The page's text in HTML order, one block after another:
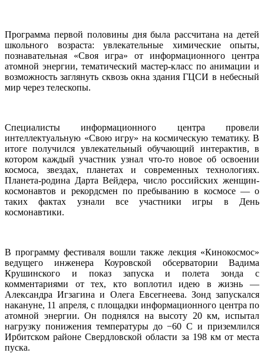
Программа первой половины дня была рассчитана на детей
школьного возраста: увлекательные химические опыты,
познавательная «Своя игра» от информационного центра
атомной энергии, тематический мастер-класс по анимации и
возможность заглянуть сквозь окна здания ГЦСИ в небесный
мир через телескопы.
Специалисты информационного центра провели
интеллектуальную «Свою игру» на космическую тематику. В
итоге получился увлекательный обучающий интерактив, в
котором каждый участник узнал что-то новое об освоении
космоса, звездах, планетах и современных технологиях.
Планета-родина Дарта Вейдера, число российских женщин-
космонавтов и рекордсмен по пребыванию в космосе — о
таких фактах узнали все участники игры в День
космонавтики.
В программу фестиваля вошли также лекция «Кинокосмос»
ведущего инженера Коуровской обсерватории Вадима
Крушинского и показ запуска и полета зонда с
комментариями от тех, кто воплотил идею в жизнь —
Александра Игзагина и Олега Евсегнеева. Зонд запускался
накануне, 11 апреля, с площадки информационного центра по
атомной энергии. Он поднялся на высоту 20 км, испытал
нагрузку понижения температуры до −60 С и приземлился
Ирбитском районе Свердловской области за 198 км от места
пуска.